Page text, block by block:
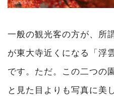
一般の観光客の方が、所
が東大寺近くになる「浮
です。ただ。この二つの
と見た目よりも写真に美